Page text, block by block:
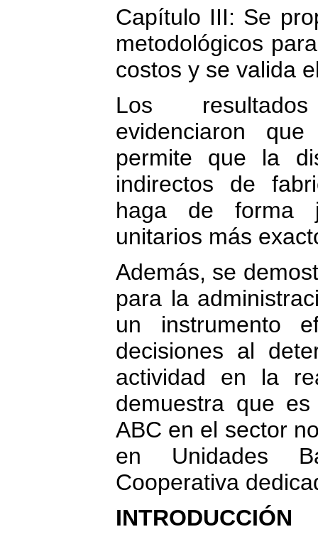
Capítulo III: Se
metodológicos
costos y se valida
Los
evidenciaron
permite que la
indirectos de
haga de forma
unitarios más
Además, se
para la
un instrumento
decisiones al
actividad en la
demuestra que
ABC en el sector
en Unidades
Cooperativa
INTRODUCCIÓN